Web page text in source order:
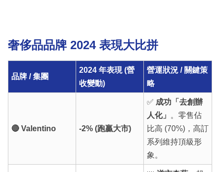
奢侈品品牌 2024 表現大比拼
品牌 / 集團
2024 年表現 (營
收變動)
營運狀況 / 關鍵策
略
🔴 Valentino -2% (跑贏大市)
✅ 成功「去創辦
人化」
。零售佔
比高 (70%)，高訂
系列維持頂級形
象。